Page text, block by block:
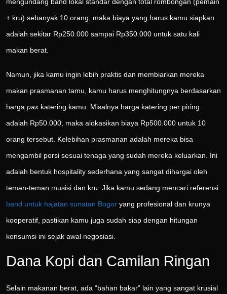
+ kru) sebanyak 10 orang, maka biaya yang harus kamu siapkan
adalah sekitar Rp250.000 sampai Rp350.000 untuk satu kali
makan berat.
Namun, jika kamu ingin lebih praktis dan membiarkan mereka
makan prasmanan tamu, kamu harus menghitungnya berdasarkan
harga pax katering kamu. Misalnya harga katering per piring
adalah Rp50.000, maka alokasikan biaya Rp500.000 untuk 10
orang tersebut. Kelebihan prasmanan adalah mereka bisa
mengambil porsi sesuai tenaga yang sudah mereka keluarkan. Ini
adalah bentuk hospitality sederhana yang sangat dihargai oleh
teman-teman musisi dan kru. Jika kamu sedang mencari referensi
band untuk hajatan sunatan Bogor yang profesional dan krunya
kooperatif, pastikan kamu juga sudah siap dengan hitungan
konsumsi ini sejak awal negosiasi.
Dana Kopi dan Camilan Ringan
Selain makanan berat, ada “bahan bakar” lain yang sangat krusial